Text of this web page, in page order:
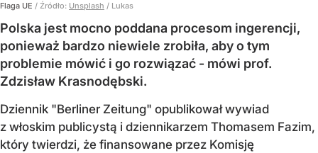
Flaga UE / Źródło: Unsplash / Lukas
Polska jest mocno poddana procesom ingerencji,
ponieważ bardzo niewiele zrobiła, aby o tym
problemie mówić i go rozwiązać - mówi prof.
Zdzisław Krasnodębski.
Dziennik "Berliner Zeitung" opublikował wywiad
z włoskim publicystą i dziennikarzem Thomasem Fazim,
który twierdzi, że finansowane przez Komisję